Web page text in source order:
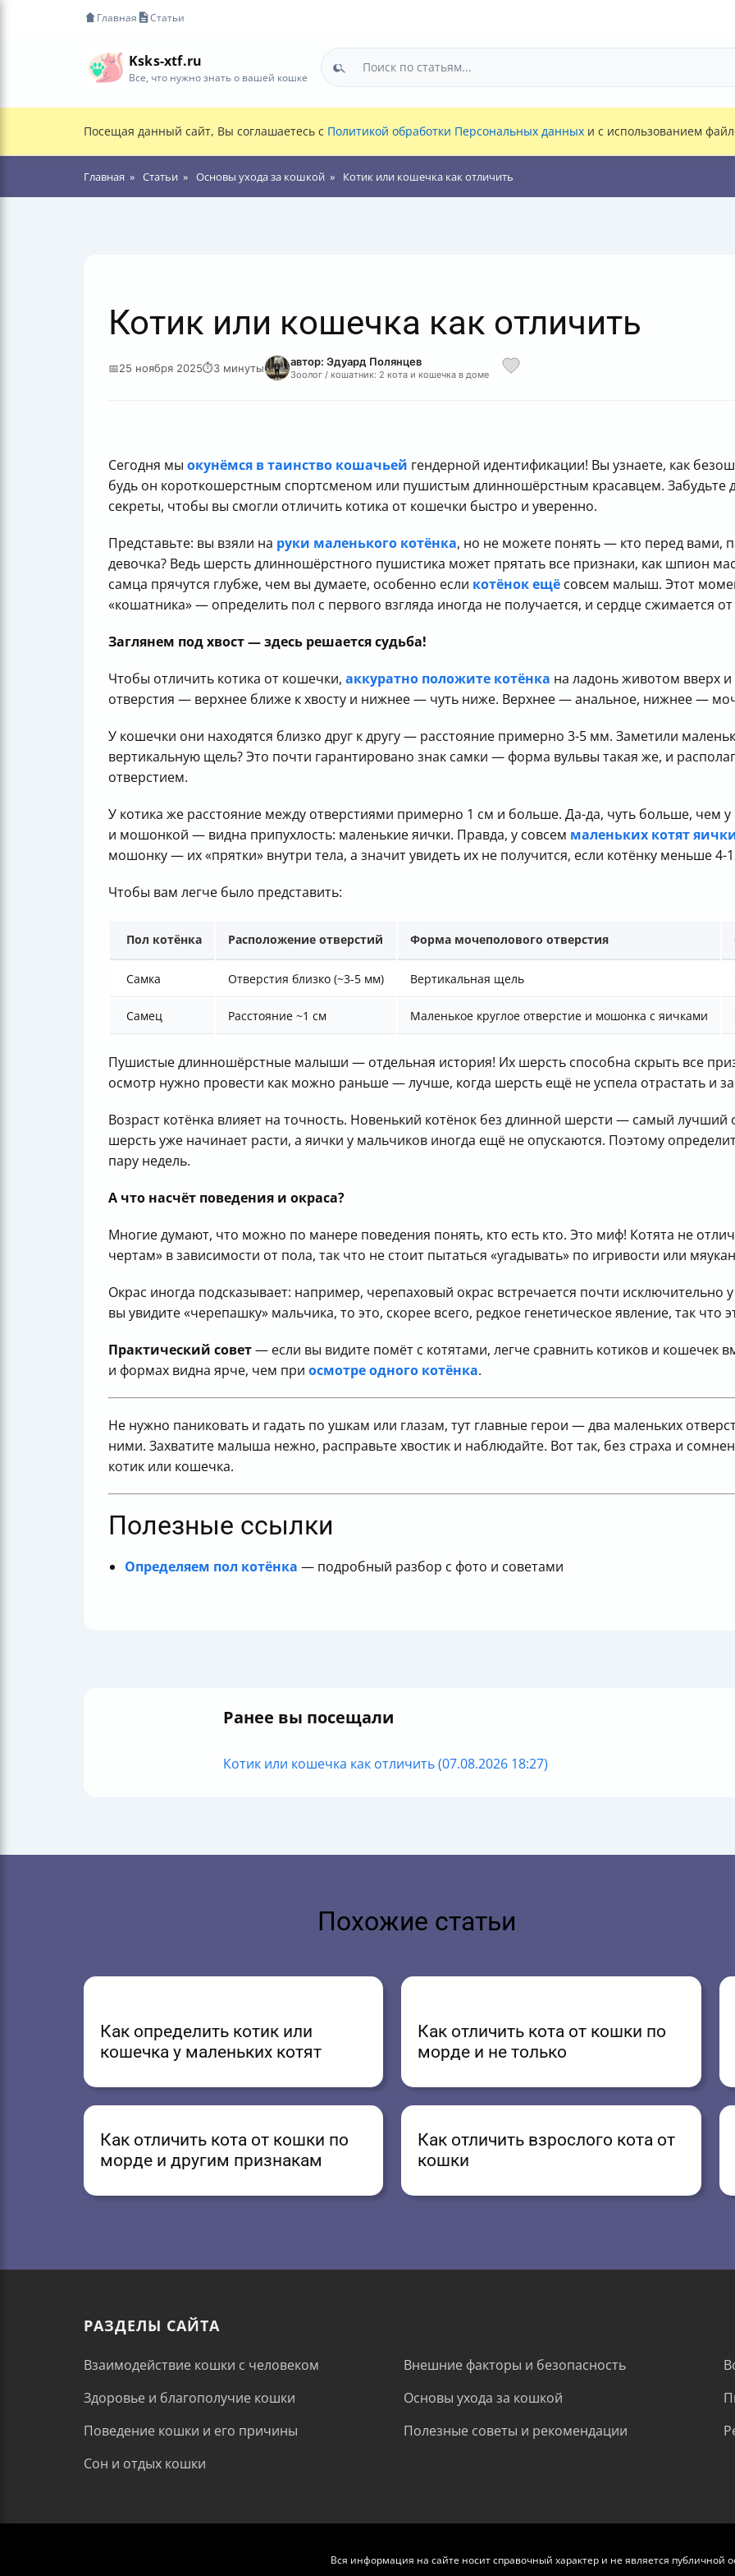
Главная Статьи
Ksks-xtf.ru
Все, что нужно знать о вашей кошке
Посещая данный сайт, Вы соглашаетесь с Политикой обработки Персональных данных и с использованием
Главная Статьи Основы ухода за кошкой Котик или кошечка как отличить
Котик или кошечка как отличить
📅25 ноября 2025⏱3 минуты автор: Эдуард Полянцев
Зоолог / кошатник: 2 кота и кошечка в доме
Сегодня мы окунёмся в таинство кошачьей гендерной идентификации! Вы узнаете, как
будь он короткошерстным спортсменом или пушистым длинношёрстным красавцем. Забудьте
секреты, чтобы вы смогли отличить котика от кошечки быстро и уверенно.
Представьте: вы взяли на руки маленького котёнка, но не можете понять — кто перед вами,
девочка? Ведь шерсть длинношёрстного пушистика может прятать все признаки, как шпион
самца прячутся глубже, чем вы думаете, особенно если котёнок ещё совсем малыш. Этот
«кошатника» — определить пол с первого взгляда иногда не получается, и сердце сжимается
Заглянем под хвост — здесь решается судьба!
Чтобы отличить котика от кошечки, аккуратно положите котёнка на ладонь животом вверх и
отверстия — верхнее ближе к хвосту и нижнее — чуть ниже. Верхнее — анальное, нижнее —
У кошечки они находятся близко друг к другу — расстояние примерно 3-5 мм. Заметили
вертикальную щель? Это почти гарантировано знак самки — форма вульвы такая же, и
отверстием.
У котика же расстояние между отверстиями примерно 1 см и больше. Да-да, чуть больше, чем
и мошонкой — видна припухлость: маленькие яички. Правда, у совсем маленьких котят
мошонку — их «прятки» внутри тела, а значит увидеть их не получится, если котёнку меньше 4-
Чтобы вам легче было представить:
Пол котёнка Расположение отверстий Форма мочеполового отверстия
Самка Отверстия близко (~3-5 мм) Вертикальная щель
Самец Расстояние ~1 см Маленькое круглое отверстие и мошонка с яичками
Пушистые длинношёрстные малыши — отдельная история! Их шерсть способна скрыть все
осмотр нужно провести как можно раньше — лучше, когда шерсть ещё не успела отрастать и
Возраст котёнка влияет на точность. Новенький котёнок без длинной шерсти — самый лучший
шерсть уже начинает расти, а яички у мальчиков иногда ещё не опускаются. Поэтому
пару недель.
А что насчёт поведения и окраса?
Многие думают, что можно по манере поведения понять, кто есть кто. Это миф! Котята не
чертам» в зависимости от пола, так что не стоит пытаться «угадывать» по игривости или
Окрас иногда подсказывает: например, черепаховый окрас встречается почти исключительно
вы увидите «черепашку» мальчика, то это, скорее всего, редкое генетическое явление, так
Практический совет— если вы видите помёт с котятами, легче сравнить котиков и кошечек
и формах видна ярче, чем при осмотре одного котёнка.
Не нужно паниковать и гадать по ушкам или глазам, тут главные герои — два маленьких
ними. Захватите малыша нежно, расправьте хвостик и наблюдайте. Вот так, без страха и
котик или кошечка.
Полезные ссылки
Определяем пол котёнка — подробный разбор с фото и советами
Ранее вы посещали
Котик или кошечка как отличить (07.08.2026 18:27)
Похожие статьи
Как определить котик или
кошечка у маленьких котят
Как отличить кота от кошки по
морде и не только
Как отличить кота от кошки по
морде и другим признакам
Как отличить взрослого кота от
кошки
РАЗДЕЛЫ САЙТА
Взаимодействие кошки с человеком Внешние факторы и безопасность
Здоровье и благополучие кошки
Основы ухода за кошкой
Поведение кошки и его причины
Полезные советы и рекомендации
Сон и отдых кошки
Вся информация на сайте носит справочный характер и не является публичной